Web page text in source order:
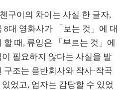
구이의 차이는 사실 한 글자,
대 영화사가 「보는 것」에 대
때, 류잉은 「부르는 것」에
필요하지 않다는 사실을 발
조는 음반회사와 작사·작곡
었고, 업자는 감당할 수 있었